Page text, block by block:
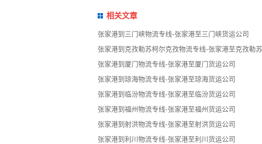
相关文章
张家港到三门峡物流专线-张家港至三门峡货运公司
张家港到克孜勒苏柯尔克孜物流专线-张家港至克孜勒
张家港到厦门物流专线-张家港至厦门货运公司
张家港到琼海物流专线-张家港至琼海货运公司
张家港到临汾物流专线-张家港至临汾货运公司
张家港到福州物流专线-张家港至福州货运公司
张家港到射洪物流专线-张家港至射洪货运公司
张家港到利川物流专线-张家港至利川货运公司